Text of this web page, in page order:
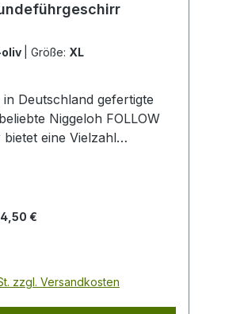
Größe: XL
Deutschland gefertigte
FOLLOW
eine Vielzahl
Ansprüchen gerecht, ist
an die Anatomie des
und
Halsgurt mit
Metallsteckverschluss
€
zzgl. Versandkosten